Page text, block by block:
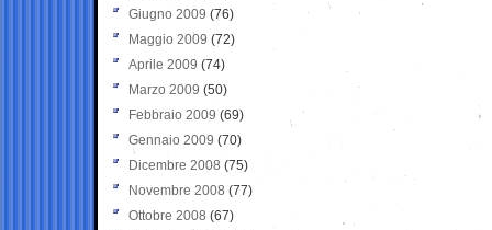
Giugno 2009 (76)
Maggio 2009 (72)
Aprile 2009 (74)
Marzo 2009 (50)
Febbraio 2009 (69)
Gennaio 2009 (70)
Dicembre 2008 (75)
Novembre 2008 (77)
Ottobre 2008 (67)